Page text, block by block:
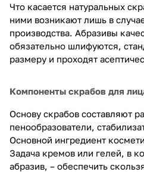
Что касается натуральных
ними возникают лишь в
производства. Абразивы
обязательно шлифуются,
размеру и проходят
Компоненты скрабов для
Основу скрабов составляют
пенообразователи,
Основной ингредиент
Задача кремов или гелей, в
абразив, – обеспечить